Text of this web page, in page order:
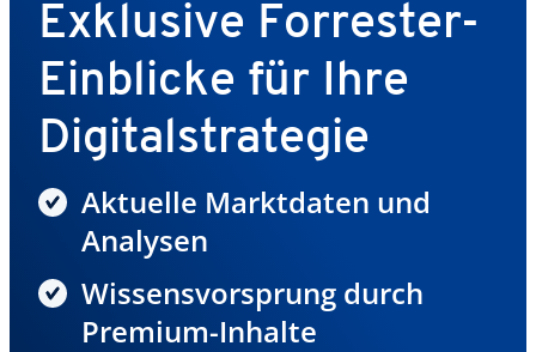
Exklusive Forrester-
Einblicke für Ihre
Digitalstrategie
Aktuelle Marktdaten und
Analysen
Wissensvorsprung durch
Premium-Inhalte